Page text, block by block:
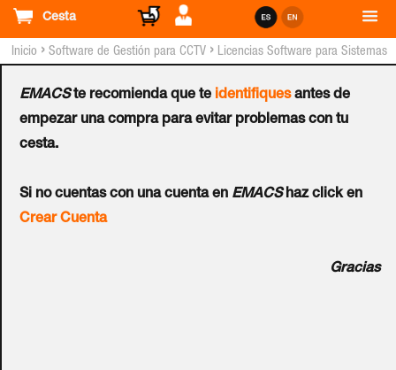
Cesta
EMACSte recomienda que te identifiquesantes de
empezar una compra para evitar problemas con tu
cesta.
Si no cuentas con una cuenta en EMACShaz click en
Crear Cuenta
Gracias
Inicio › Software de Gestión para CCTV › Licencias Software para Sistemas
Pack DIGIFORT™
Standard Edge Analytic -
2 Canales